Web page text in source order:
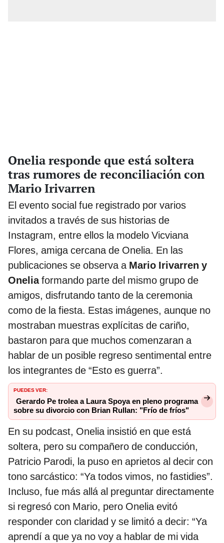
Onelia responde que está soltera
tras rumores de reconciliación con
Mario Irivarren
El evento social fue registrado por varios
invitados a través de sus historias de
Instagram, entre ellos la modelo Vicviana
Flores, amiga cercana de Onelia. En las
publicaciones se observa aMario Irivarren y
Oneliaformando parte del mismo grupo de
amigos, disfrutando tanto de la ceremonia
como de la fiesta. Estas imágenes, aunque no
mostraban muestras explícitas de cariño,
bastaron para que muchos comenzaran a
hablar de un posible regreso sentimental entre
los integrantes de “Esto es guerra”.
PUEDES VER:
Gerardo Pe trolea a Laura Spoya en pleno programa
sobre su divorcio con Brian Rullan: "Frío de fríos"
En su podcast, Onelia insistió en que está
soltera, pero su compañero de conducción,
Patricio Parodi, la puso en aprietos al decir con
tono sarcástico: “Ya todos vimos, no fastidies”.
Incluso, fue más allá al preguntar directamente
si regresó con Mario, pero Onelia evitó
responder con claridad y se limitó a decir: “Ya
aprendí a que ya no voy a hablar de mi vida